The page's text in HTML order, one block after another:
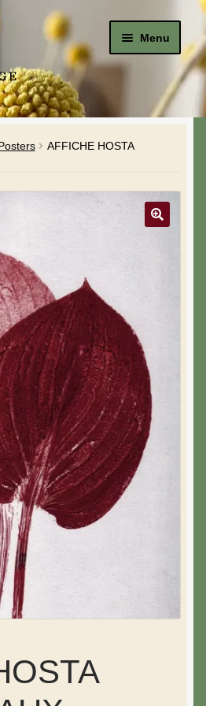
Menu
AFFICHE HOSTA